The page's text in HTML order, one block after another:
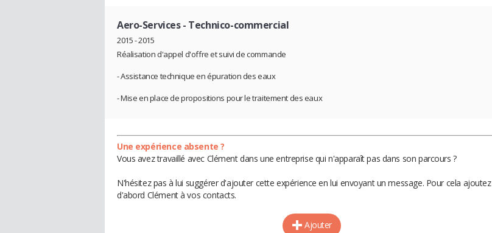
Aero-Services- Technico-commercial
2015 - 2015
Réalisation d'appel d'offre et suivi de commande
- Assistance technique en épuration des eaux
- Mise en place de propositions pour le traitement des eaux
Une expérience absente ?
Vous avez travaillé avec Clément dans une entreprise qui n'apparaît pas dans son parcours ?
N'hésitez pas à lui suggérer d'ajouter cette expérience en lui envoyant un message. Pour cela ajoutez
d'abord Clément à vos contacts.
Ajouter